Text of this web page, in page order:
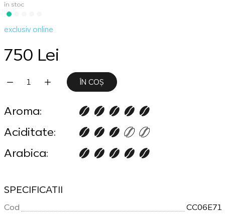
în stoc
exclusiv online
750 Lei
ÎN COȘ
Aroma:
Aciditate:
Arabica:
SPECIFICATII
Cod
CC06E71